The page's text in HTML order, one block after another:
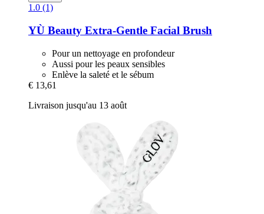
1.0 (1)
YÙ Beauty Extra-​Gentle Facial Brush
Pour un nettoyage en profondeur
Aussi pour les peaux sensibles
Enlève la saleté et le sébum
€ 13,61
Livraison jusqu'au 13 août